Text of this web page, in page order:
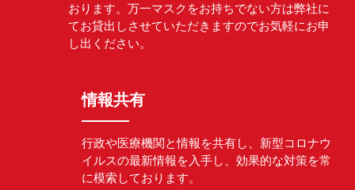
おります。万一マスクをお持ちでない方は弊社に
てお貸出しさせていただきますのでお気軽にお申
し出ください。
情報共有
行政や医療機関と情報を共有し、新型コロナウ
イルスの最新情報を入手し、効果的な対策を常
に模索しております。